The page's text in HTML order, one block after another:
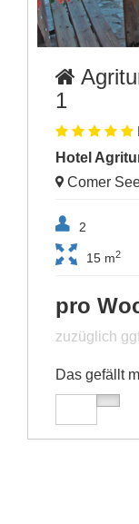
1
Hotel
Comer
2
15 m2
pro
zuzüglich
Das gefällt